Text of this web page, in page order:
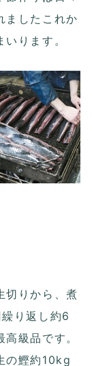
ましたこれか
ります。
切りから、煮
り返し約6
級品です。
の鰹約10kg